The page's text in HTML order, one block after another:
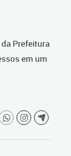
Prefeitura
em um